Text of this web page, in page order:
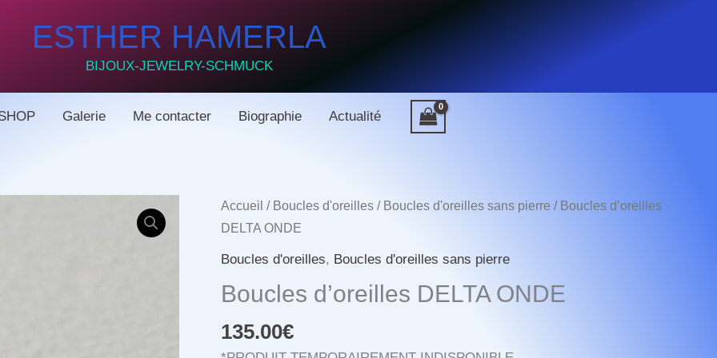
ESTHER HAMERLA
BIJOUX-JEWELRY-SCHMUCK
Galerie Me contacter Biographie Actualité
Accueil / Boucles d'oreilles / Boucles d'oreilles sans pierre / Boucles d’oreilles
DELTA ONDE
Boucles d'oreilles, Boucles d'oreilles sans pierre
Boucles d’oreilles DELTA ONDE
135.00€
ONDE